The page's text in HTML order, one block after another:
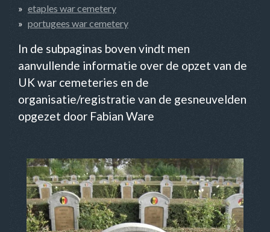
etaples war cemetery
portugees war cemetery
In de subpaginas boven vindt men
aanvullende informatie over de opzet van de
UK war cemeteries en de
organisatie/registratie van de gesneuvelden
opgezet door Fabian Ware